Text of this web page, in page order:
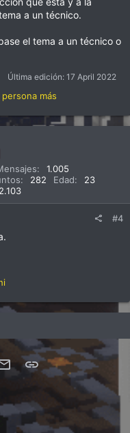
a un técnico.
el tema a un técnico o
Última edición: 17 April 2022
persona más
1.005
282 Edad
23
2.103
#4
Correo electrónico
Enlace